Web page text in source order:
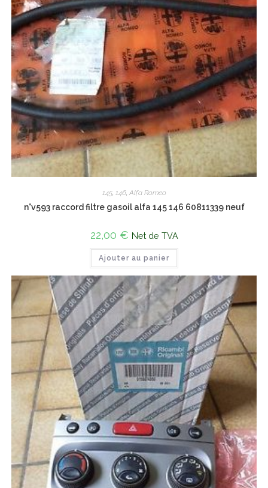
145, 146, Alfa Romeo
n°v593 raccord filtre gasoil alfa 145 146 60811339 neuf
22,00 € Net de TVA
Ajouter au panier